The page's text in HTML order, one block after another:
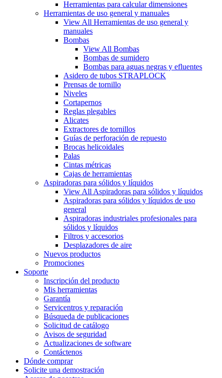
Herramientas para calcular dimensiones
Herramientas de uso general y manuales
View All Herramientas de uso general y
manuales
Bombas
View All Bombas
Bombas de sumidero
Bombas para aguas negras y efluentes
Asidero de tubos STRAPLOCK
Prensas de tornillo
Niveles
Cortapernos
Reglas plegables
Alicates
Extractores de tornillos
Guías de perforación de repuesto
Brocas helicoidales
Palas
Cintas métricas
Cajas de herramientas
Aspiradoras para sólidos y líquidos
View All Aspiradoras para sólidos y líquidos
Aspiradoras para sólidos y líquidos de uso
general
Aspiradoras industriales profesionales para
sólidos y líquidos
Filtros y accesorios
Desplazadores de aire
Nuevos productos
Promociones
Soporte
Inscripción del producto
Mis herramientas
Garantía
Servicentros y reparación
Búsqueda de publicaciones
Solicitud de catálogo
Avisos de seguridad
Actualizaciones de software
Contáctenos
Dónde comprar
Solicite una demostración